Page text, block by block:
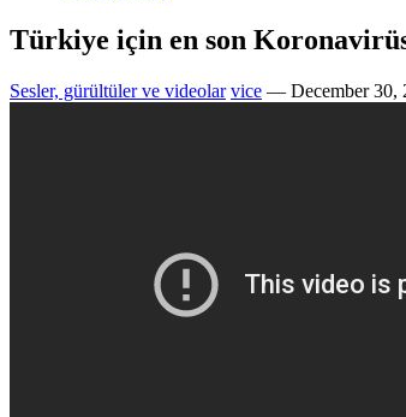
Türkiye için en son
Sesler, gürültüler ve videolar vice — December 30,